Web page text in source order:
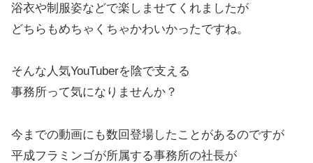
浴衣や制服姿などで楽しませてくれましたが
どちらもめちゃくちゃかわいかったですね。
そんな人気YouTuberを陰で支える
事務所って気になりませんか？
今までの動画にも数回登場したことがあるのですが
平成フラミンゴが所属する事務所の社長が